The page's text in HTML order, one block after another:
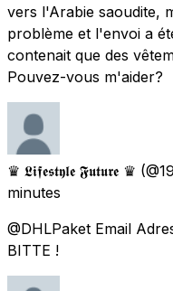
vers l'Arabie saoudite,
problème et l'envoi a
contenait que des
Pouvez-vous m'aider?
♛ 𝕷𝖎𝖋𝖊𝖘𝖙𝖞𝖑𝖊 𝕱𝖚𝖙𝖚𝖗𝖊 ♛
minutes
@DHLPaket Email
BITTE !